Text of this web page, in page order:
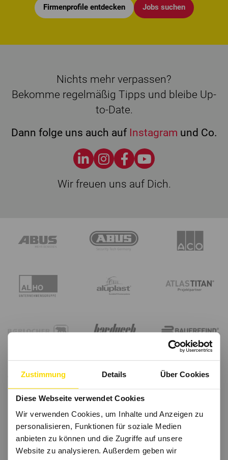
Zustimmung Details Über Cookies
Diese Webseite verwendet Cookies
Wir verwenden Cookies, um Inhalte und Anzeigen zu
personalisieren, Funktionen für soziale Medien
anbieten zu können und die Zugriffe auf unsere
Website zu analysieren. Außerdem geben wir
Firmenprofile entdecken Jobs suchen
Nichts mehr verpassen?
Bekomme regelmäßig Tipps und bleibe Up-
to-Date.
Dann folge uns auch auf Instagram und Co.
Wir freuen uns auf Dich.